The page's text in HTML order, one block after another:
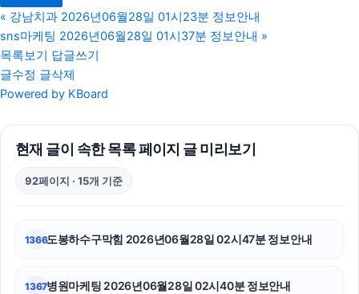
양천하수구막힘
용인형사전문변호사
중랑구하수구막힘
« 강남치과 2026년06월28일 01시23분 정보안내
sns마케팅 2026년06월28일 01시37분 정보안내 »
목록보기 답글쓰기
글수정 글삭제
Powered by KBoard
현재 글이 속한 목록 페이지 글 미리보기
92페이지 · 15개 기준
1366도봉하수구막힘 2026년06월28일 02시47분 정보안내
1367병원마케팅 2026년06월28일 02시40분 정보안내